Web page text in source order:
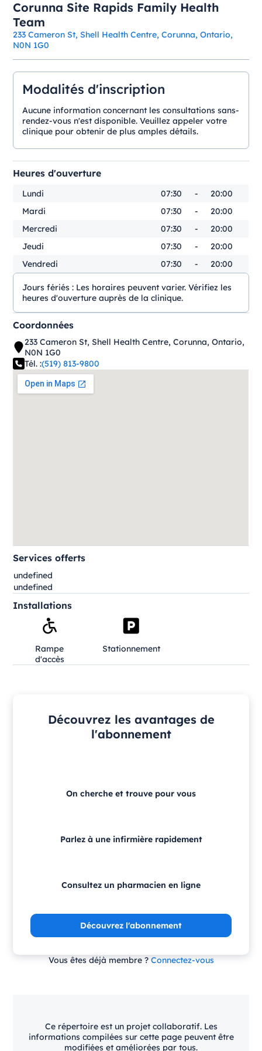
Corunna Site Rapids Family Health
Team
233 Cameron St, Shell Health Centre, Corunna, Ontario,
N0N 1G0
Modalités d'inscription
Aucune information concernant les consultations sans-
rendez-vous n'est disponible. Veuillez appeler votre
clinique pour obtenir de plus amples détails.
Heures d'ouverture
Lundi 07:30 -
20:00
Mardi
07:30 -
20:00
Mercredi
07:30 -
20:00
Jeudi
07:30 -
20:00
Vendredi
07:30 - 20:00
Jours fériés : Les horaires peuvent varier. Vérifiez les
heures d'ouverture auprès de la clinique.
Coordonnées
233 Cameron St, Shell Health Centre, Corunna, Ontario,
N0N 1G0
Tél. :(519) 813-9800
Services offerts
undefined
undefined
Installations
Rampe
d'accès
Stationnement
Découvrez les avantages de
l'abonnement
On cherche et trouve pour vous
Parlez à une infirmière rapidement
Consultez un pharmacien en ligne
Découvrez l'abonnement
Vous êtes déjà membre ? Connectez-vous
Ce répertoire est un projet collaboratif. Les
informations compilées sur cette page peuvent être
modifiées et améliorées par tous.